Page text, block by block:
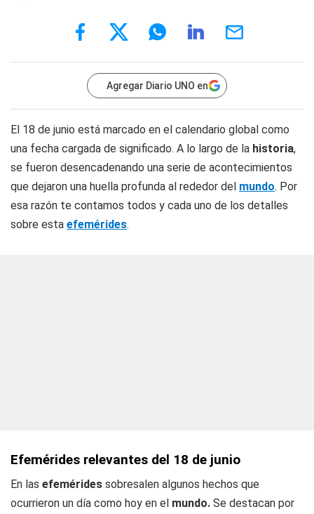
Agregar Diario UNO en
El 18 de junio está marcado en el calendario global como
una fecha cargada de significado. A lo largo de la historia,
se fueron desencadenando una serie de acontecimientos
que dejaron una huella profunda al rededor del mundo. Por
esa razón te contamos todos y cada uno de los detalles
sobre esta efemérides.
Efemérides relevantes del 18 de junio
En las efemérides sobresalen algunos hechos que
ocurrieron un día como hoy en el mundo. Se destacan por